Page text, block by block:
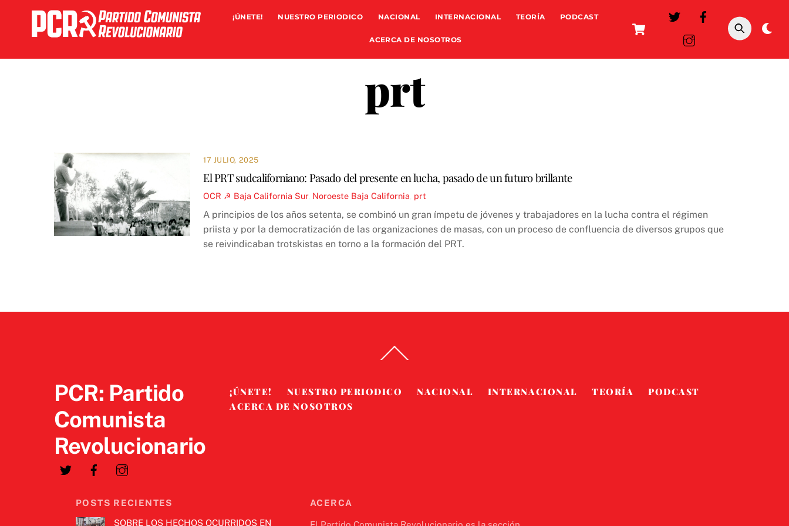
content
Cart
¡ÚNETE! NUESTRO PERIODICO NACIONAL INTERNACIONAL TEORÍA PODCAST
ACERCA DE NOSOTROS
prt
17 JULIO, 2025
El PRT sudcaliforniano: Pasado del presente en lucha, pasado de un futuro brillante
OCR ☭ Baja California Sur, Noroeste Baja California prt
A principios de los años setenta, se combinó un gran ímpetu de jóvenes y trabajadores en la lucha contra el régimen
priista y por la democratización de las organizaciones de masas, con un proceso de confluencia de diversos grupos que
se reivindicaban trotskistas en torno a la formación del PRT.
To
PCR: Partido
Comunista
Revolucionario
¡ÚNETE! NUESTRO PERIODICO NACIONAL INTERNACIONAL TEORÍA
PODCAST
ACERCA DE NOSOTROS
POSTS RECIENTES
SOBRE LOS HECHOS OCURRIDOS EN
ACERCA